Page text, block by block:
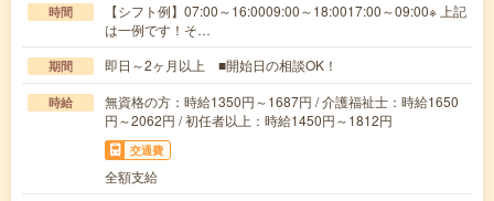
時間
【シフト例】07:00～16:0009:00～18:0017:00～09:00※ 上記
は一例です！そ…
期間 即日～2ヶ月以上 ■開始日の相談OK！
時給
無資格の方：時給1350円～1687円 / 介護福祉士：時給1650
円～2062円 / 初任者以上：時給1450円～1812円
交通費
全額支給